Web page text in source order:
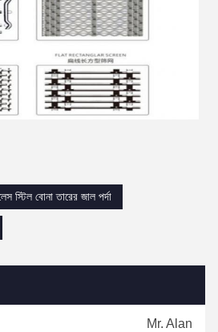
স্টিল বোনা তারের জাল পর্দা
Mr. Alan